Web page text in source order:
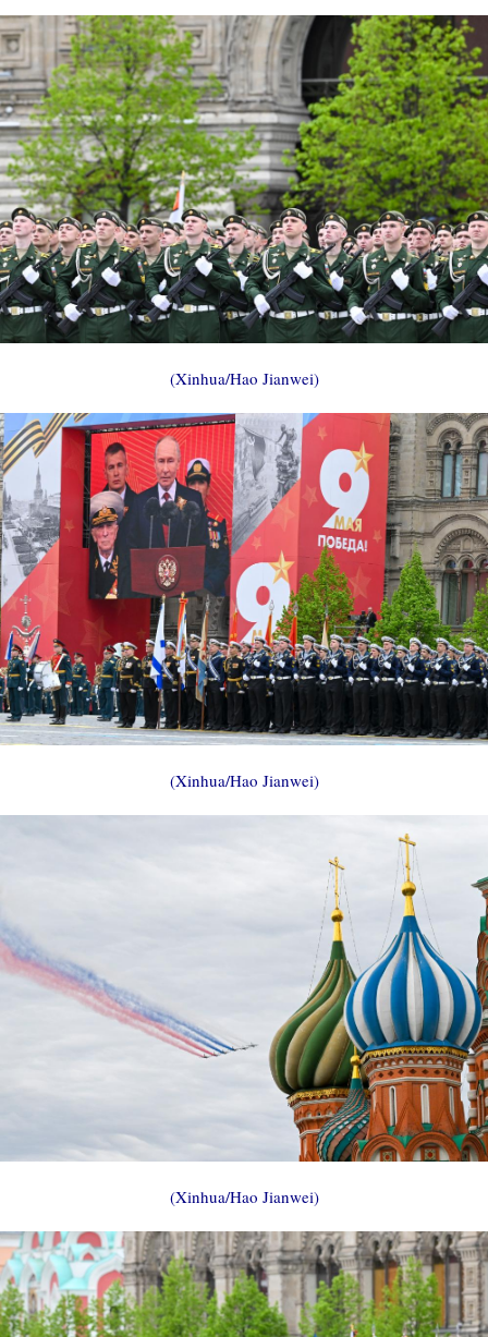
(Xinhua/Hao Jianwei)
(Xinhua/Hao Jianwei)
(Xinhua/Hao Jianwei)